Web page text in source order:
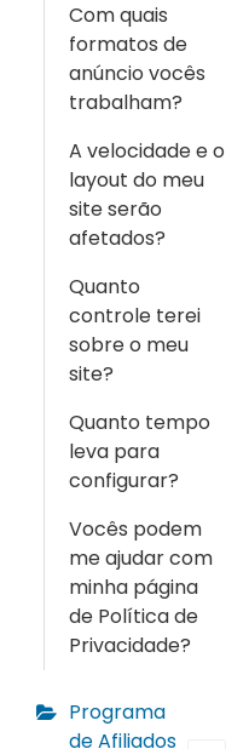
Com quais
formatos de
anúncio vocês
trabalham?
A velocidade e o
layout do meu
site serão
afetados?
Quanto
controle terei
sobre o meu
site?
Quanto tempo
leva para
configurar?
Vocês podem
me ajudar com
minha página
de Política de
Privacidade?
Programa
de Afiliados